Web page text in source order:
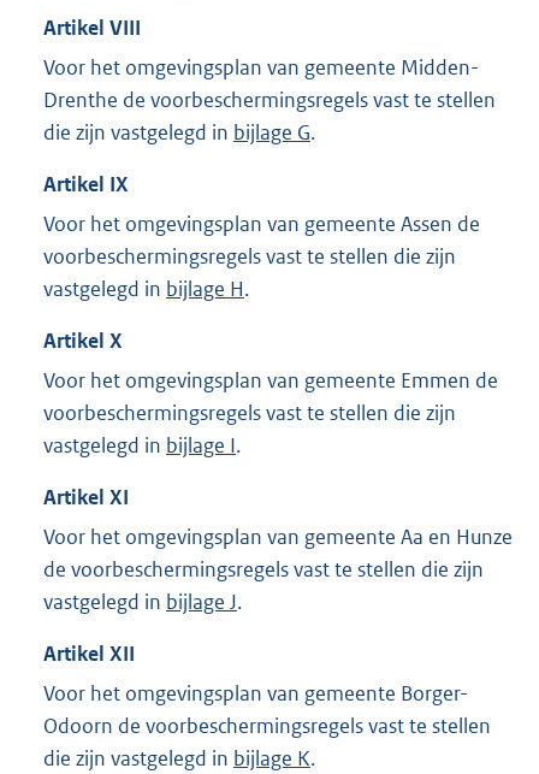
Artikel VIII
Voor het omgevingsplan van gemeente Midden-
Drenthe de voorbeschermingsregels vast te stellen
die zijn vastgelegd in bijlage G.
Artikel IX
Voor het omgevingsplan van gemeente Assen de
voorbeschermingsregels vast te stellen die zijn
vastgelegd in bijlage H.
Artikel X
Voor het omgevingsplan van gemeente Emmen de
voorbeschermingsregels vast te stellen die zijn
vastgelegd in bijlage I.
Artikel XI
Voor het omgevingsplan van gemeente Aa en Hunze
de voorbeschermingsregels vast te stellen die zijn
vastgelegd in bijlage J.
Artikel XII
Voor het omgevingsplan van gemeente Borger-
Odoorn de voorbeschermingsregels vast te stellen
die zijn vastgelegd in bijlage K.